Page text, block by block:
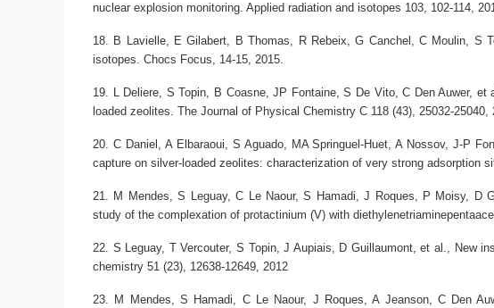
nuclear explosion monitoring. Applied radiation and isotopes 103, 102-114,
B Lavielle, E Gilabert, B Thomas, R Rebeix, G Canchel, C Moulin, S
isotopes. Chocs Focus, 14-15, 2015.
L Deliere, S Topin, B Coasne, JP Fontaine, S De Vito, C Den Auwer, et
loaded zeolites. The Journal of Physical Chemistry C 118 (43), 25032-25040,
C Daniel, A Elbaraoui, S Aguado, MA Springuel-Huet, A Nossov, J-P
capture on silver-loaded zeolites: characterization of very strong adsorption
M Mendes, S Leguay, C Le Naour, S Hamadi, J Roques, P Moisy, D
study of the complexation of protactinium (V) with
S Leguay, T Vercouter, S Topin, J Aupiais, D Guillaumont, et al., New
chemistry 51 (23), 12638-12649, 2012
M Mendes, S Hamadi, C Le Naour, J Roques, A Jeanson, C Den